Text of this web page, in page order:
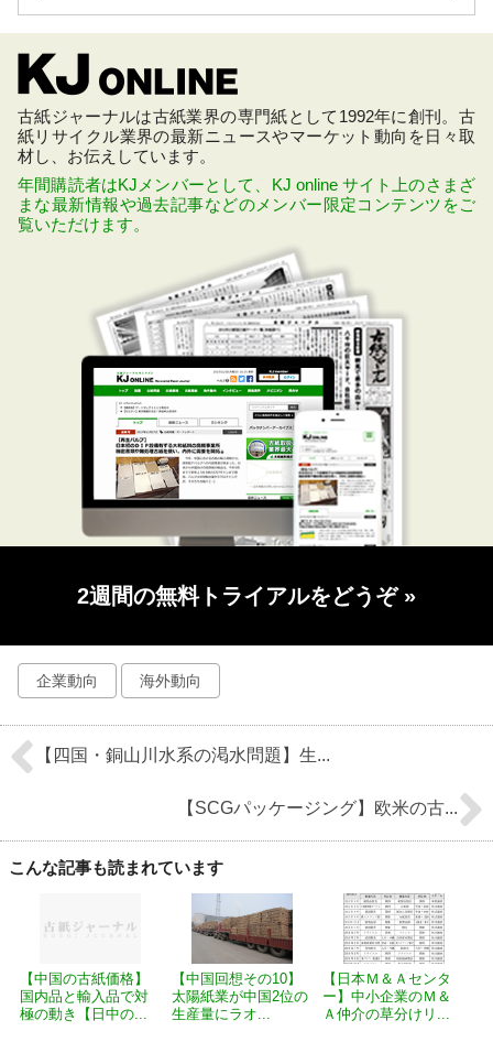
古紙ジャーナルは古紙業界の専門紙として1992年に創刊。古
紙リサイクル業界の最新ニュースやマーケット動向を日々取
材し、お伝えしています。
年間購読者はKJメンバーとして、KJ online サイト上のさまざ
まな最新情報や過去記事などのメンバー限定コンテンツをご
覧いただけます。
2週間の無料トライアルをどうぞ »
企業動向 海外動向
【四国・銅山川水系の渇水問題】生...
【SCGパッケージング】欧米の古...
こんな記事も読まれています
【中国の古紙価格】
国内品と輸入品で対
極の動き【日中の...
【中国回想その10】
太陽紙業が中国2位の
生産量にラオ...
【日本Ｍ＆Ａセンタ
ー】中小企業のＭ＆
Ａ仲介の草分けリ...